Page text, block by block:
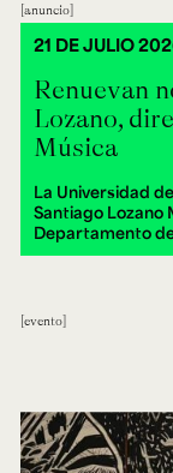
anuncio
Renuevan
Lozano,
Música
La Universidad
Santiago
Departamento
21 DE JULIO
evento